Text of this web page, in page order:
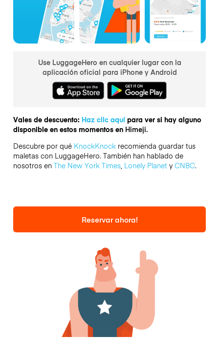
Use LuggageHero en cualquier lugar con la
aplicación oficial para iPhone y Android
Vales de descuento: Haz clic aquípara ver si hay alguno
disponible en estos momentos en Himeji.
Descubre por qué KnockKnockrecomienda guardar tus
maletas con LuggageHero. También han hablado de
nosotros en The New York Times, Lonely Planety CNBC.
Reservar ahora!